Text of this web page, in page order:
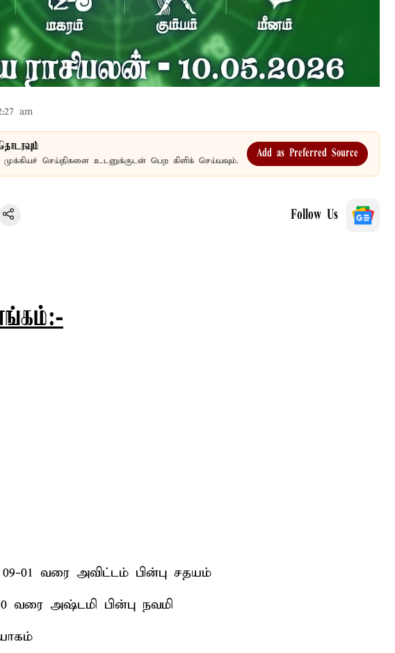
am
முக்கியச் செய்திகளை உடனுக்குடன் பெற கிளிக் செய்யவும்.
Add as Preferred Source
Follow Us
01 வரை அவிட்டம் பின்பு சதயம்
வரை அஷ்டமி பின்பு நவமி